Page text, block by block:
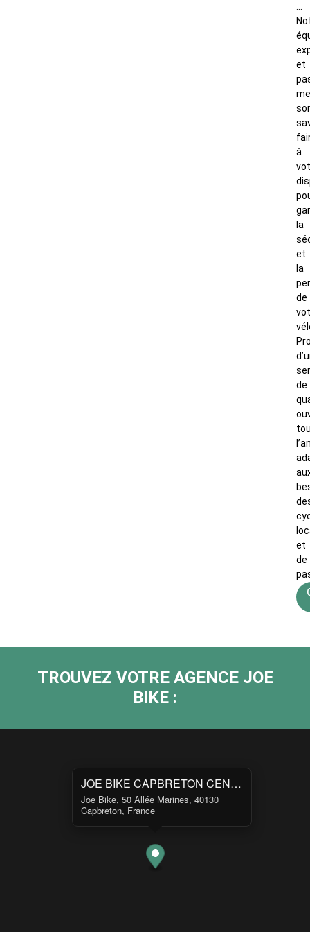
et
à
la
et
la
de
de
et
de
TROUVEZ VOTRE AGENCE JOE
BIKE :
JOE BIKE CAPBRETON CENTRE
Joe Bike, 50 Allée Marines, 40130
Capbreton, France